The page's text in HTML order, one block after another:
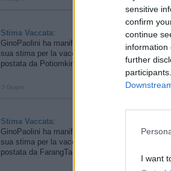
sensitive
confirm
continue
information
further
I want
Stima Vaccata:
GinoPaolini ha manifestato la
sua stima per la vaccata
postata da Potiomkin
Stima Vaccata:
GinoPaolini ha manifestato la
sua stima per la vaccata
postata da FarangTao